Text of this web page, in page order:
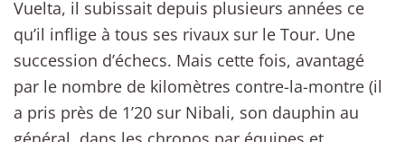
Vuelta, il subissait depuis plusieurs années ce
qu’il inflige à tous ses rivaux sur le Tour. Une
succession d’échecs. Mais cette fois, avantagé
par le nombre de kilomètres contre-la-montre (il
a pris près de 1’20 sur Nibali, son dauphin au